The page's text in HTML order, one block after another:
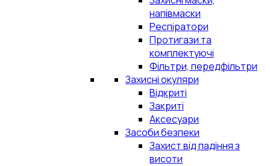
напівмаски
Респіратори
Протигази та
комплектуючі
Фільтри, передфільтри
Захисні окуляри
Відкриті
Закриті
Аксесуари
Засоби безпеки
Захист від падіння з
висоти